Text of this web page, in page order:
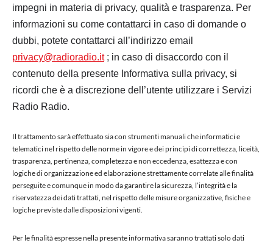
impegni in materia di privacy, qualità e trasparenza. Per
informazioni su come contattarci in caso di domande o
dubbi, potete contattarci all’indirizzo email
privacy@radioradio.it; in caso di disaccordo con il
contenuto della presente Informativa sulla privacy, si
ricordi che è a discrezione dell’utente utilizzare i Servizi
Radio Radio.
Il trattamento sarà effettuato sia con strumenti manuali che informatici e
telematici nel rispetto delle norme in vigore e dei principi di correttezza, liceità,
trasparenza, pertinenza, completezza e non eccedenza, esattezza e con
logiche di organizzazione ed elaborazione strettamente correlate alle finalità
perseguite e comunque in modo da garantire la sicurezza, l’integrità e la
riservatezza dei dati trattati, nel rispetto delle misure organizzative, fisiche e
logiche previste dalle disposizioni vigenti.
Per le finalità espresse nella presente informativa saranno trattati solo dati